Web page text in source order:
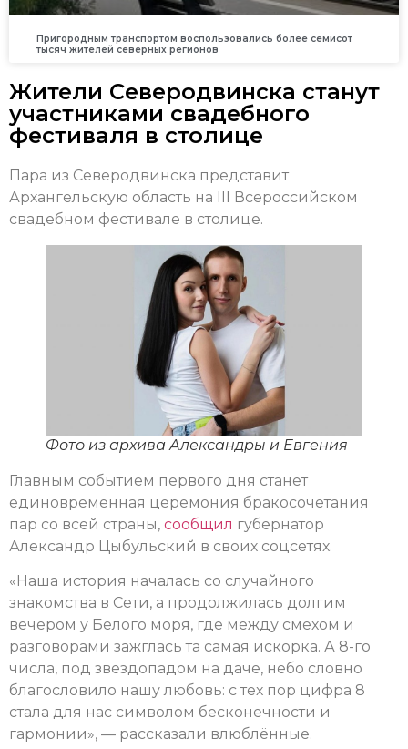
Пригородным транспортом воспользовались более семисот
тысяч жителей северных регионов
Жители Северодвинска станут
участниками свадебного
фестиваля в столице
Пара из Северодвинска представит
Архангельскую область на III Всероссийском
свадебном фестивале в столице.
Фото из архива Александры и Евгения
Главным событием первого дня станет
единовременная церемония бракосочетания
пар со всей страны, сообщил губернатор
Александр Цыбульский в своих соцсетях.
«Наша история началась со случайного
знакомства в Сети, а продолжилась долгим
вечером у Белого моря, где между смехом и
разговорами зажглась та самая искорка. А 8-го
числа, под звездопадом на даче, небо словно
благословило нашу любовь: с тех пор цифра 8
стала для нас символом бесконечности и
гармонии», — рассказали влюблённые.